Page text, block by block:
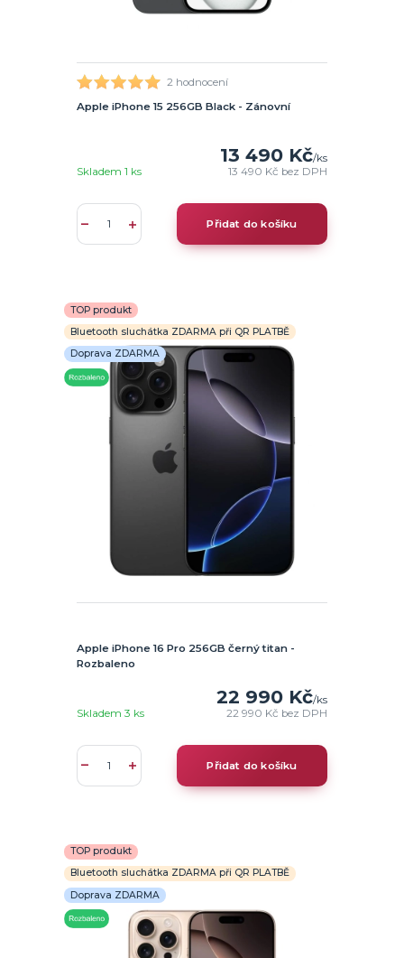
2 hodnocení
Apple iPhone 15 256GB Black - Zánovní
13 490 Kč/ks
13 490 Kč bez DPH
Skladem 1 ks
Přidat do košíku
TOP produkt
Bluetooth sluchátka ZDARMA při QR PLATBĚ
Doprava ZDARMA
Apple iPhone 16 Pro 256GB černý titan -
Rozbaleno
22 990 Kč/ks
22 990 Kč bez DPH
Skladem 3 ks
Přidat do košíku
TOP produkt
Bluetooth sluchátka ZDARMA při QR PLATBĚ
Doprava ZDARMA